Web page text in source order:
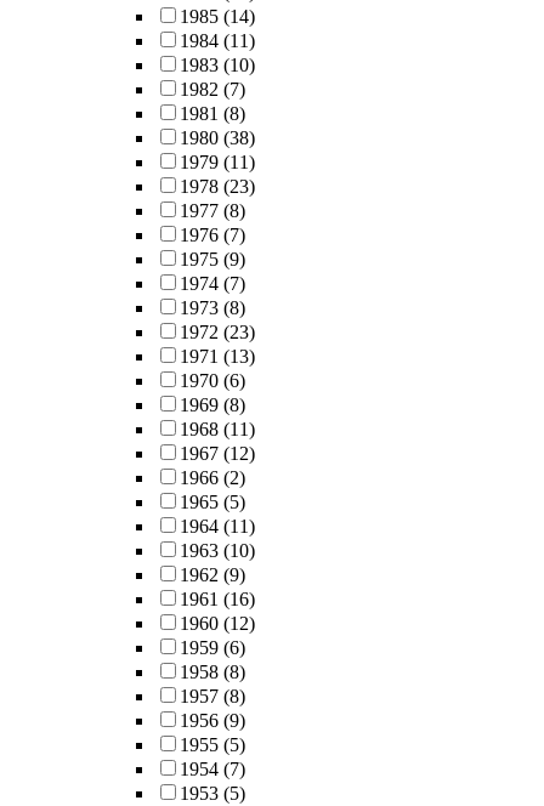
1985 (14)
1984 (11)
1983 (10)
1982 (7)
1981 (8)
1980 (38)
1979 (11)
1978 (23)
1977 (8)
1976 (7)
1975 (9)
1974 (7)
1973 (8)
1972 (23)
1971 (13)
1970 (6)
1969 (8)
1968 (11)
1967 (12)
1966 (2)
1965 (5)
1964 (11)
1963 (10)
1962 (9)
1961 (16)
1960 (12)
1959 (6)
1958 (8)
1957 (8)
1956 (9)
1955 (5)
1954 (7)
1953 (5)